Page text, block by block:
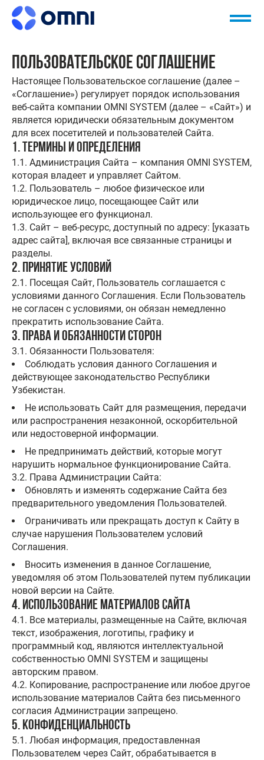
Пользовательское соглашение
Настоящее Пользовательское соглашение (далее –
«Соглашение») регулирует порядок использования
веб-сайта компании OMNI SYSTEM (далее – «Сайт») и
является юридически обязательным документом
для всех посетителей и пользователей Сайта.
1. Термины и определения
1.1. Администрация Сайта – компания OMNI SYSTEM,
которая владеет и управляет Сайтом.
1.2. Пользователь – любое физическое или
юридическое лицо, посещающее Сайт или
использующее его функционал.
1.3. Сайт – веб-ресурс, доступный по адресу: [указать
адрес сайта], включая все связанные страницы и
разделы.
2. Принятие условий
2.1. Посещая Сайт, Пользователь соглашается с
условиями данного Соглашения. Если Пользователь
не согласен с условиями, он обязан немедленно
прекратить использование Сайта.
3. Права и обязанности сторон
3.1. Обязанности Пользователя:
Соблюдать условия данного Соглашения и
действующее законодательство Республики
Узбекистан.
Не использовать Сайт для размещения, передачи
или распространения незаконной, оскорбительной
или недостоверной информации.
Не предпринимать действий, которые могут
нарушить нормальное функционирование Сайта.
3.2. Права Администрации Сайта:
Обновлять и изменять содержание Сайта без
предварительного уведомления Пользователей.
Ограничивать или прекращать доступ к Сайту в
случае нарушения Пользователем условий
Соглашения.
Вносить изменения в данное Соглашение,
уведомляя об этом Пользователей путем публикации
новой версии на Сайте.
4. Использование материалов Сайта
4.1. Все материалы, размещенные на Сайте, включая
текст, изображения, логотипы, графику и
программный код, являются интеллектуальной
собственностью OMNI SYSTEM и защищены
авторским правом.
4.2. Копирование, распространение или любое другое
использование материалов Сайта без письменного
согласия Администрации запрещено.
5. Конфиденциальность
5.1. Любая информация, предоставленная
Пользователем через Сайт, обрабатывается в